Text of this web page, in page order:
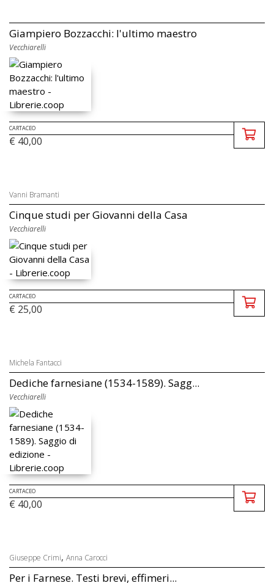
Giampiero Bozzacchi: l'ultimo maestro
Vecchiarelli
CARTACEO
€ 40,00
Vanni Bramanti
Cinque studi per Giovanni della Casa
Vecchiarelli
CARTACEO
€ 25,00
Michela Fantacci
Dediche farnesiane (1534-1589). Sagg...
Vecchiarelli
CARTACEO
€ 40,00
Giuseppe Crimi, Anna Carocci
Per i Farnese. Testi brevi, effimeri...